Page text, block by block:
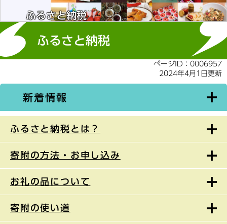
ふるさと納税
ふるさと納税とは？
寄附の方法・お申し込み
お礼の品について
寄附の使い道
ふるさと納税
ページID：0006957
2024年4月1日更新
新着情報